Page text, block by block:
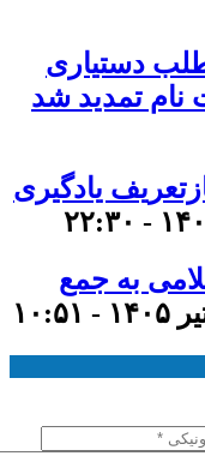
هزار داوطلب دستیاری
نام تمدید شد
یادگیری
به جمع